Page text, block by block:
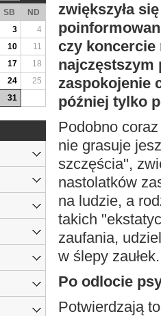
zwiększyła
czy koncercie
najczęstszym
zaspokojenie
później tylko
Podobno
nie grasuje
szczęścia",
nastolatków
na ludzie, a
takich
zaufania,
w ślepy zaułek.
Po odlocie
Potwierdzają
SB
ND
3
4
10
11
17
18
24
25
31